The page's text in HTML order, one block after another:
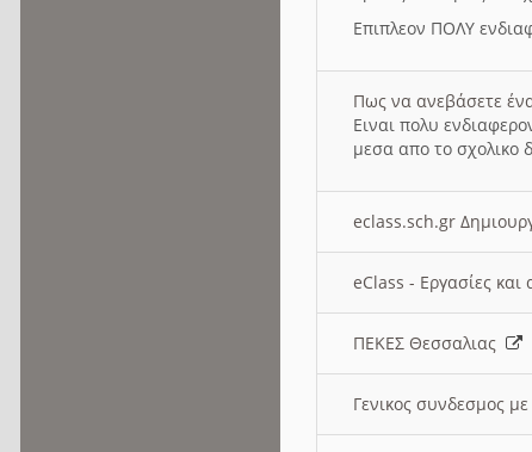
Επιπλεον ΠΟΛΥ
Πως να ανεβάσετε
Ειναι πολυ
μεσα απο το σχολικο
eclass.sch.gr
eClass - Εργασίες
ΠΕΚΕΣ Θεσσαλιας
Γενικος συνδεσμος